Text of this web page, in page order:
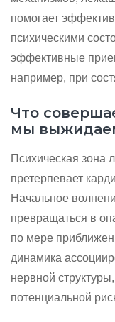
помогает
психическими
эффективные
например, при
Что
мы
Психическая зона
претерпевает
Начальное
превращаться в
по мере
динамика
нервной
потенциальной